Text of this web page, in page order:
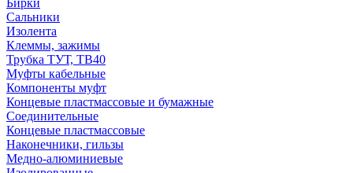
Бирки
Сальники
Изолента
Клеммы, зажимы
Трубка ТУТ, ТВ40
Муфты кабельные
Компоненты муфт
Концевые пластмассовые и бумажные
Соединительные
Концевые пластмассовые
Наконечники, гильзы
Медно-алюминиевые